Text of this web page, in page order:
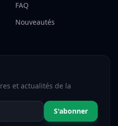
FAQ
Nouveautés
et actualités de la
S'abonner